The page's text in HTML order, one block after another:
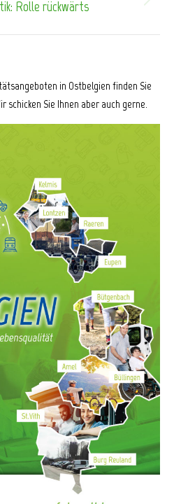
Nächster
Rolle rückwärts
in Ostbelgien finden Sie
schicken Sie Ihnen aber auch gerne.